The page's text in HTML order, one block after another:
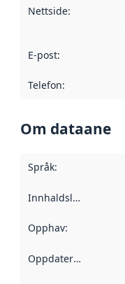
Nettside:
E-post:
Telefon:
Om dataane
Språk:
Innhaldsleverandørar
Opphav:
Oppdateringsfrekvens